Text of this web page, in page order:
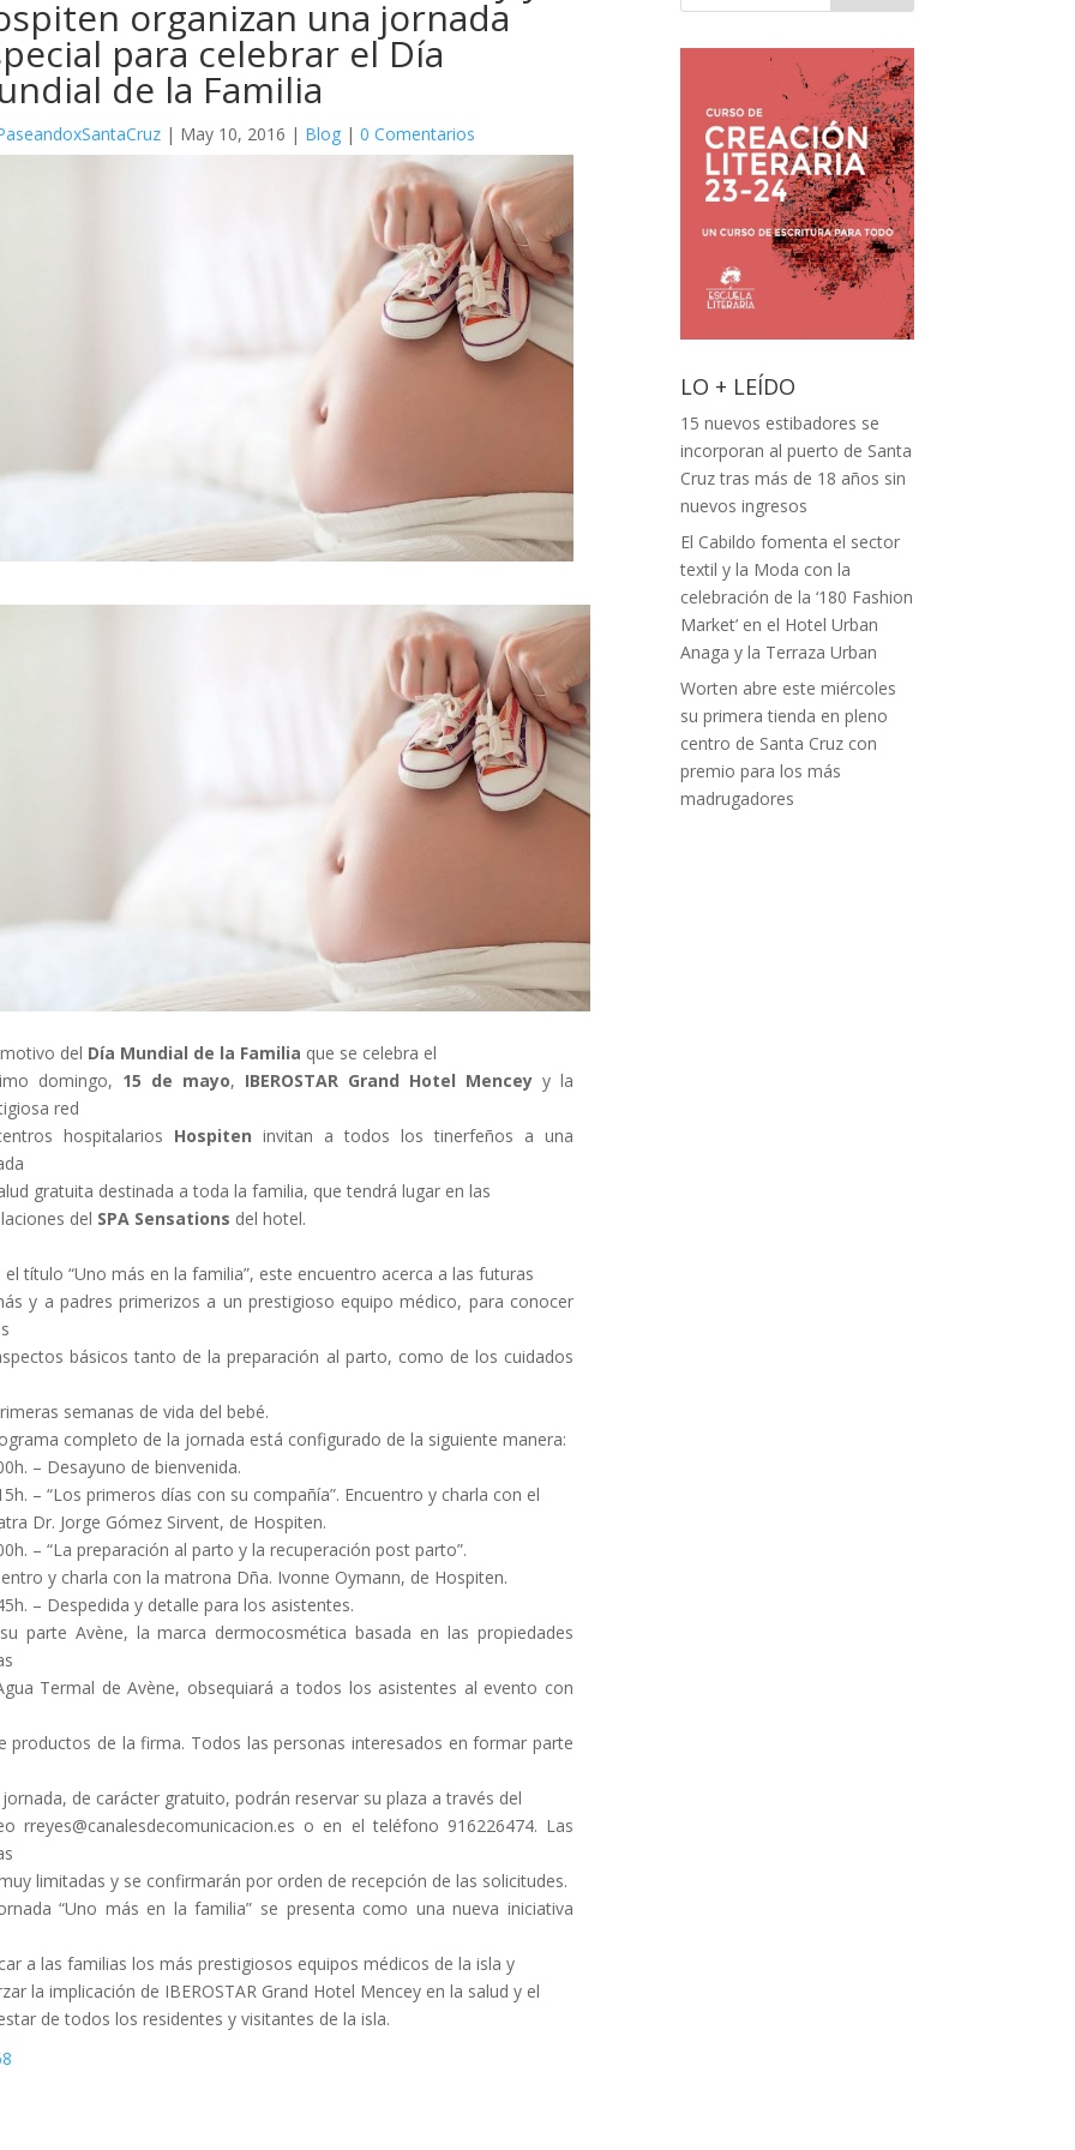
organizan una jornada
para celebrar el Día
de la Familia
| May 10, 2016 | Blog| 0 Comentarios
del Día Mundial de la Familia que se celebra el
domingo, 15 de mayo, IBEROSTAR Grand Hotel Mencey y la
red
hospitalarios Hospiten invitan a todos los tinerfeños a una
gratuita destinada a toda la familia, que tendrá lugar en las
del SPA Sensations del hotel.
título “Uno más en la familia”, este encuentro acerca a las futuras
y a padres primerizos a un prestigioso equipo médico, para conocer
básicos tanto de la preparación al parto, como de los cuidados
semanas de vida del bebé.
completo de la jornada está configurado de la siguiente manera:
– Desayuno de bienvenida.
– “Los primeros días con su compañía”. Encuentro y charla con el
Dr. Jorge Gómez Sirvent, de Hospiten.
– “La preparación al parto y la recuperación post parto”.
y charla con la matrona Dña. Ivonne Oymann, de Hospiten.
– Despedida y detalle para los asistentes.
parte Avène, la marca dermocosmética basada en las propiedades
Termal de Avène, obsequiará a todos los asistentes al evento con
productos de la firma. Todos las personas interesados en formar parte
de carácter gratuito, podrán reservar su plaza a través del
rreyes@canalesdecomunicacion.es o en el teléfono 916226474. Las
limitadas y se confirmarán por orden de recepción de las solicitudes.
“Uno más en la familia” se presenta como una nueva iniciativa
a las familias los más prestigiosos equipos médicos de la isla y
la implicación de IBEROSTAR Grand Hotel Mencey en la salud y el
de todos los residentes y visitantes de la isla.
LO + LEÍDO
15 nuevos estibadores se
incorporan al puerto de Santa
Cruz tras más de 18 años sin
nuevos ingresos
El Cabildo fomenta el sector
textil y la Moda con la
celebración de la ‘180 Fashion
Market’ en el Hotel Urban
Anaga y la Terraza Urban
Worten abre este miércoles
su primera tienda en pleno
centro de Santa Cruz con
premio para los más
madrugadores